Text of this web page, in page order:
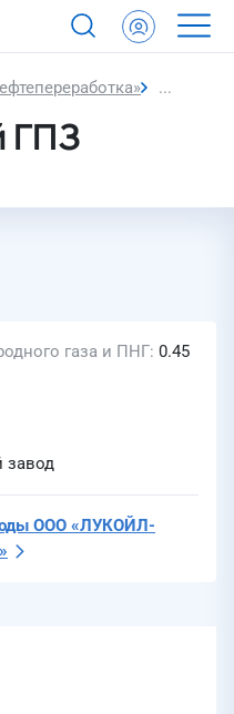
ГПЗ
газа и ПНГ 0.45
завод
ООО «ЛУКОЙЛ-